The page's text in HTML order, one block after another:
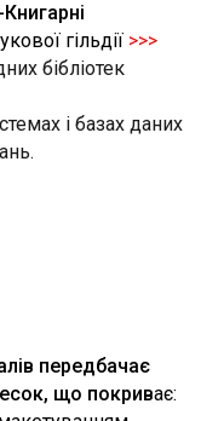
гільдії >>>
бібліотек
і базах даних
передбачає
що покриває: